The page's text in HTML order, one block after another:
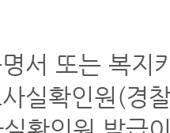
서 또는 복지
실확인원(경